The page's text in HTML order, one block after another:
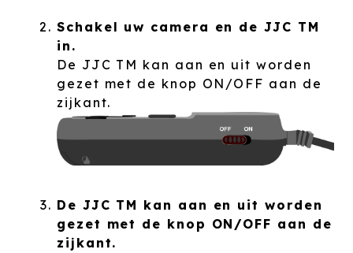
Schakel uw camera en de JJC TM
in.
De JJC TM kan aan en uit worden
gezet met de knop ON/OFF aan de
zijkant.
De JJC TM kan aan en uit worden
gezet met de knop ON/OFF aan de
zijkant.